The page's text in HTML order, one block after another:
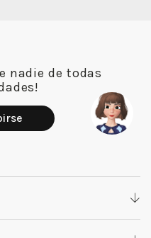
nadie de todas